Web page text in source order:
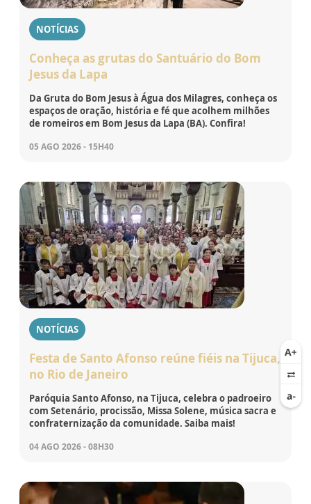
NOTÍCIAS
Conheça as grutas do Santuário do Bom
Jesus da Lapa
Da Gruta do Bom Jesus à Água dos Milagres, conheça os
espaços de oração, história e fé que acolhem milhões
de romeiros em Bom Jesus da Lapa (BA). Confira!
05 AGO 2026 - 15H40
NOTÍCIAS
Festa de Santo Afonso reúne fiéis na Tijuca,
no Rio de Janeiro
Paróquia Santo Afonso, na Tijuca, celebra o padroeiro
com Setenário, procissão, Missa Solene, música sacra e
confraternização da comunidade. Saiba mais!
04 AGO 2026 - 08H30